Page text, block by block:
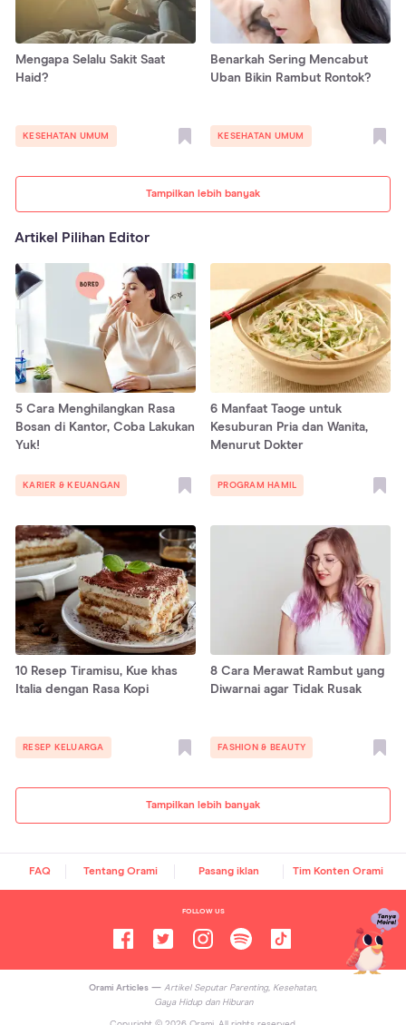
Tampilkan lebih banyak
Mengapa Selalu Sakit Saat
Haid?
KESEHATAN UMUM
Benarkah Sering Mencabut
Uban Bikin Rambut Rontok?
KESEHATAN UMUM
Artikel Pilihan Editor
Tampilkan lebih banyak
5 Cara Menghilangkan Rasa
Bosan di Kantor, Coba Lakukan
Yuk!
KARIER & KEUANGAN
6 Manfaat Taoge untuk
Kesuburan Pria dan Wanita,
Menurut Dokter
PROGRAM HAMIL
10 Resep Tiramisu, Kue khas
Italia dengan Rasa Kopi
RESEP KELUARGA
8 Cara Merawat Rambut yang
Diwarnai agar Tidak Rusak
FASHION & BEAUTY
FAQ Tentang Orami Pasang iklan Tim Konten Orami
FOLLOW US
Orami Articles — Artikel Seputar Parenting, Kesehatan,
Gaya Hidup dan Hiburan